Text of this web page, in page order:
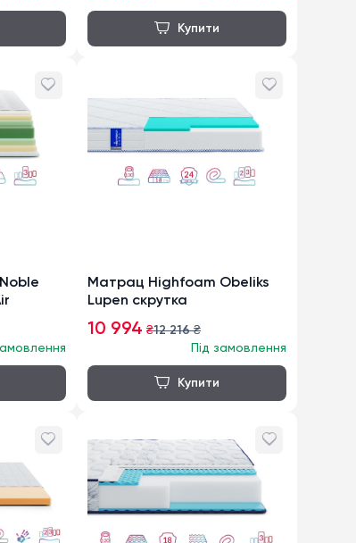
Матрац Highfoam Obeliks
Lupen скрутка
10 994 ₴12 216₴
Під замовлення